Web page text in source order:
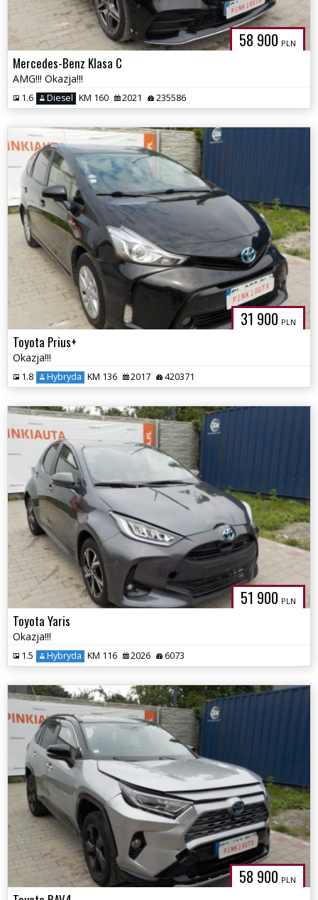
58 900 PLN
Mercedes-Benz Klasa C
AMG!!! Okazja!!!
1.6 Diesel KM 160 2021 235586
31 900 PLN
Toyota Prius+
Okazja!!!
1.8 Hybryda KM 136 2017 420371
51 900 PLN
Toyota Yaris
Okazja!!!
1.5 Hybryda KM 116 2026 6073
58 900 PLN